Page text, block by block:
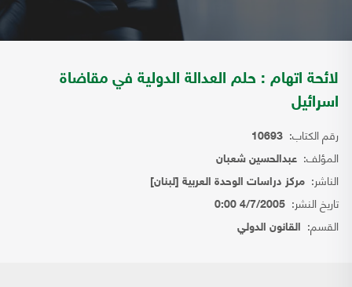
لائحة اتهام : حلم العدالة الدولية في مقاضاة
اسرائيل
رقم الكتاب: 10693
المؤلف: عبدالحسين شعبان
الناشر: مركز دراسات الوحدة العربية [لبنان]
تاريخ النشر: 4/7/2005 0:00
القسم: القانون الدولي